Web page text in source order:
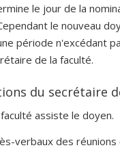
le jour de la
le nouveau
période n'excédant
de la faculté.
du secrétaire
assiste le doyen.
verbaux des réunions